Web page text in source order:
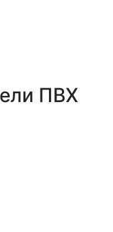
ПВХ